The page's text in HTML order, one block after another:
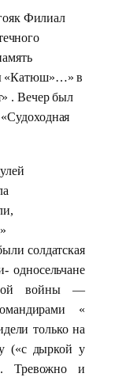
Филиал
«Катюш»…» в
. Вечер был
солдатская
односельчане
войны —
«
только на
(«с дыркой у
Тревожно и